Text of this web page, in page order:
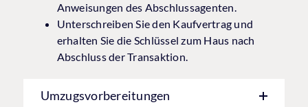
Anweisungen des Abschlussagenten.
Unterschreiben Sie den Kaufvertrag und
erhalten Sie die Schlüssel zum Haus nach
Abschluss der Transaktion.
Umzugsvorbereitungen